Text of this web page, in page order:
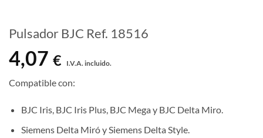
Pulsador BJC Ref. 18516
4,07 € I.V.A. incluido.
Compatible con:
BJC Iris, BJC Iris Plus, BJC Mega y BJC Delta Miro.
Siemens Delta Miró y Siemens Delta Style.